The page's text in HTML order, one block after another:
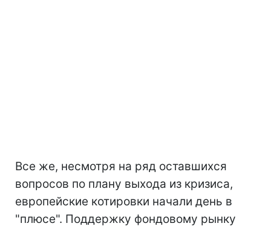
Все же, несмотря на ряд оставшихся
вопросов по плану выхода из кризиса,
европейские котировки начали день в
"плюсе". Поддержку фондовому рынку